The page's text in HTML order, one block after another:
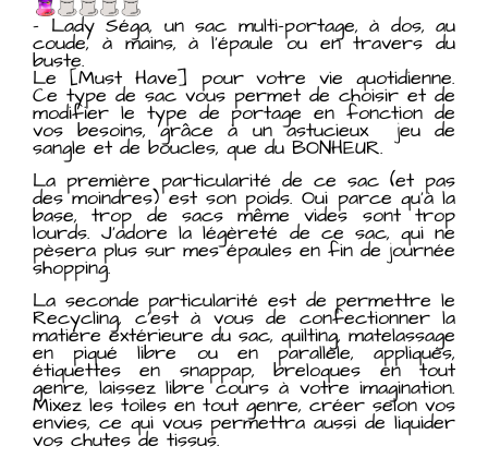
– Lady Séga, un sac multi-portage, à dos, au
coude, à mains, à l’épaule ou en travers du
buste.
Le [Must Have] pour votre vie quotidienne.
Ce type de sac vous permet de choisir et de
modifier le type de portage en fonction de
vos besoins, grâce à un astucieux jeu de
sangle et de boucles, que du BONHEUR.
La première particularité de ce sac (et pas
des moindres) est son poids. Oui parce qu’à la
base, trop de sacs même vides sont trop
lourds. J’adore la légèreté de ce sac, qui ne
pèsera plus sur mes épaules en fin de journée
shopping.
La seconde particularité est de permettre le
Recycling, c’est à vous de confectionner la
matière extérieure du sac, quilting, matelassage
en piqué libre ou en parallèle, appliqués,
étiquettes en snappap, breloques en tout
genre, laissez libre cours à votre imagination.
Mixez les toiles en tout genre, créer selon vos
envies, ce qui vous permettra aussi de liquider
vos chutes de tissus.